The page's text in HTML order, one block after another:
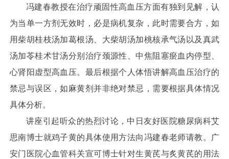
冯建春教授在治疗顽固性高血压方面有独到见解，认
为当单一方剂无效时，必是病机复杂，此时需要合方，如
用柴胡桂枝汤加葛根汤、大柴胡汤加桃核承气汤以及真武
汤加苓桂术甘汤分别治疗颈源性、中焦阻塞瘀血内停型、
心肾阳虚型高血压。最后根据个人体悟讲解高血压治疗的
禁忌与误区，如麻黄剂并非绝对禁忌，需要根据具体情况
具体分析。
讲座引起听众的热烈讨论，中日友好医院糖尿病科艾
思南博士就鸡子黄的具体使用方法向冯建春老师请教。广
安门医院心血管科关宣可博士针对生黄芪与炙黄芪的用法